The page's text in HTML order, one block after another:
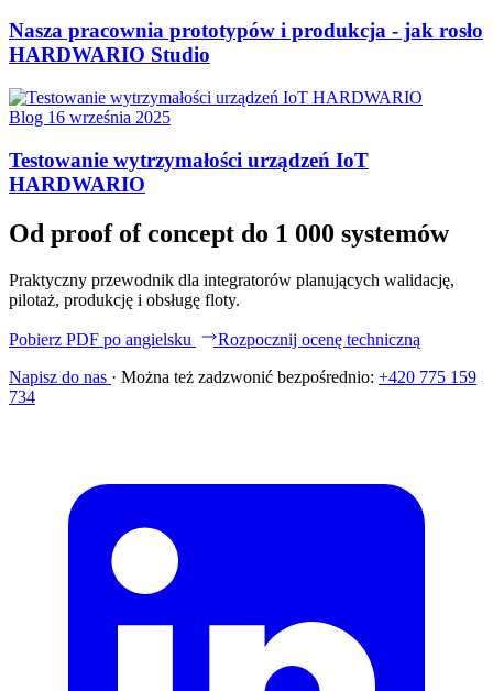
Nasza pracownia prototypów i produkcja - jak rosło
HARDWARIO Studio
Blog 16 września 2025
Testowanie wytrzymałości urządzeń IoT
HARDWARIO
Od proof of concept do 1 000 systemów
Praktyczny przewodnik dla integratorów planujących walidację,
pilotaż, produkcję i obsługę floty.
Pobierz PDF po angielsku
Rozpocznij ocenę techniczną
Napisz do nas · Można też zadzwonić bezpośrednio: +420 775 159
734